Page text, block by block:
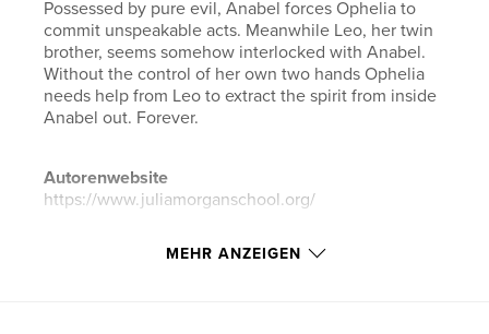
Possessed by pure evil, Anabel forces Ophelia to
commit unspeakable acts. Meanwhile Leo, her twin
brother, seems somehow interlocked with Anabel.
Without the control of her own two hands Ophelia
needs help from Leo to extract the spirit from inside
Anabel out. Forever.
Autorenwebsite
https://www.juliamorganschool.org/
Eigenschaften und Details
MEHR ANZEIGEN